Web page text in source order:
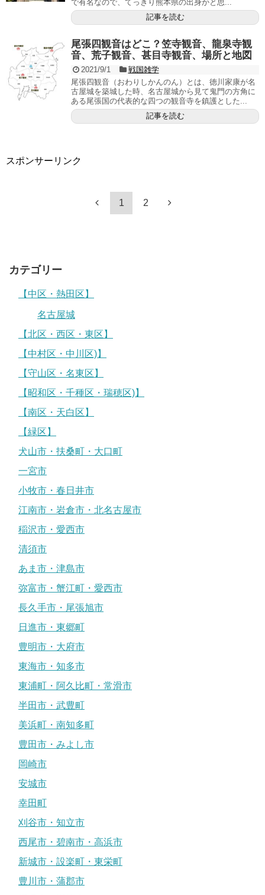
で有名なので、てっきり熊本県の出身かと思...
記事を読む
尾張四観音はどこ？笠寺観音、龍泉寺観
音、荒子観音、甚目寺観音、場所と地図
2021/9/1
戦国雑学
尾張四観音（おわりしかんのん）とは、徳川家康が名
古屋城を築城した時、名古屋城から見て鬼門の方角に
ある尾張国の代表的な四つの観音寺を鎮護とした...
記事を読む
スポンサーリンク
1 2
カテゴリー
【中区・熱田区】
名古屋城
【北区・西区・東区】
【中村区・中川区)】
【守山区・名東区】
【昭和区・千種区・瑞穂区)】
【南区・天白区】
【緑区】
犬山市・扶桑町・大口町
一宮市
小牧市・春日井市
江南市・岩倉市・北名古屋市
稲沢市・愛西市
清須市
あま市・津島市
弥富市・蟹江町・愛西市
長久手市・尾張旭市
日進市・東郷町
豊明市・大府市
東海市・知多市
東浦町・阿久比町・常滑市
半田市・武豊町
美浜町・南知多町
豊田市・みよし市
岡崎市
安城市
幸田町
刈谷市・知立市
西尾市・碧南市・高浜市
新城市・設楽町・東栄町
豊川市・蒲郡市